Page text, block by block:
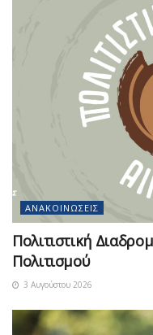
ΑΝΑΚΟΙΝΏΣΕΙΣ
Πολιτιστική
Πολιτισμού
3 Αυγούστου 2026